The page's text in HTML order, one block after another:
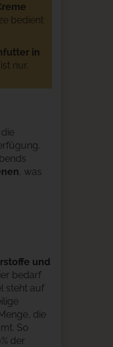
bedient
in
nur,
, was
und
bedarf
steht auf
die
So
der